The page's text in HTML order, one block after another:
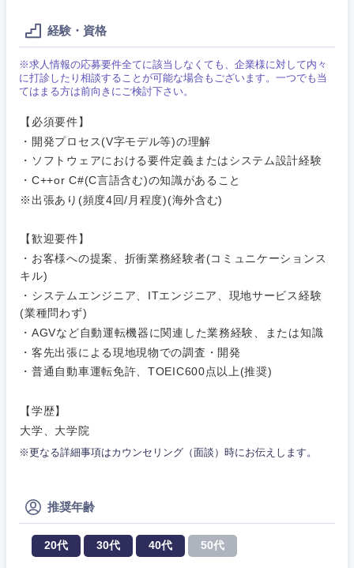
経験・資格
※求人情報の応募要件全てに該当しなくても、企業様に対して内々
に打診したり相談することが可能な場合もございます。一つでも当
てはまる方は前向きにご検討下さい。
【必須要件】
・開発プロセス(V字モデル等)の理解
・ソフトウェアにおける要件定義またはシステム設計経験
・C++or C#(C言語含む)の知識があること
※出張あり(頻度4回/月程度)(海外含む)
【歓迎要件】
・お客様への提案、折衝業務経験者(コミュニケーションス
キル)
・システムエンジニア、ITエンジニア、現地サービス経験
(業種問わず)
・AGVなど自動運転機器に関連した業務経験、または知識
・客先出張による現地現物での調査・開発
・普通自動車運転免許、TOEIC600点以上(推奨)
【学歴】
大学、大学院
※更なる詳細事項はカウンセリング（面談）時にお伝えします。
推奨年齢
20代 30代 40代 50代
マーケテ
営業
サービス
クリエイ
コンサル
タント
技術職
（IT）、
Webサー
ビス・制
技術職
（モノづ
金融専門
職
メディカ
経営企画
政策渉外
営業
サービス
クリエイティブ
コンサルタント
専門職
技術職（IT）、Webサービス・制作、ゲーム
金融専門職
メディカル
建設・施工管理
その他
食品・化粧品・アパレル・消費財
メディカル・ヘルスケア・ライフサイエンス
建設・不動産
IT・通信
WEBサービス
マスメディア
エンターテイメント
関東地方
茨城県
千葉県
神奈川県
こだわり条件を入力ください
急募
上場企業
業
外資系企業
転勤なし
上
完全週休2日制 社宅・家賃補助有